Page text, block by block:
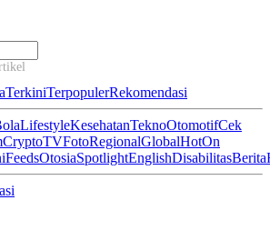
ini...
TerkiniTerpopulerRekomendasi
LifestyleKesehatanTeknoOtomotifCek
CryptoTVFotoRegionalGlobalHotOn
FeedsOtosiaSpotlightEnglishDisabilitasBerita